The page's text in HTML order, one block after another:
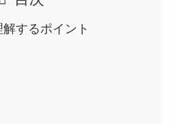
するポイント